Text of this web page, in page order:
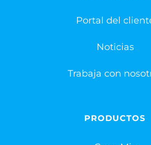
Portal del
Noticias
Trabaja con
PRODUCTOS